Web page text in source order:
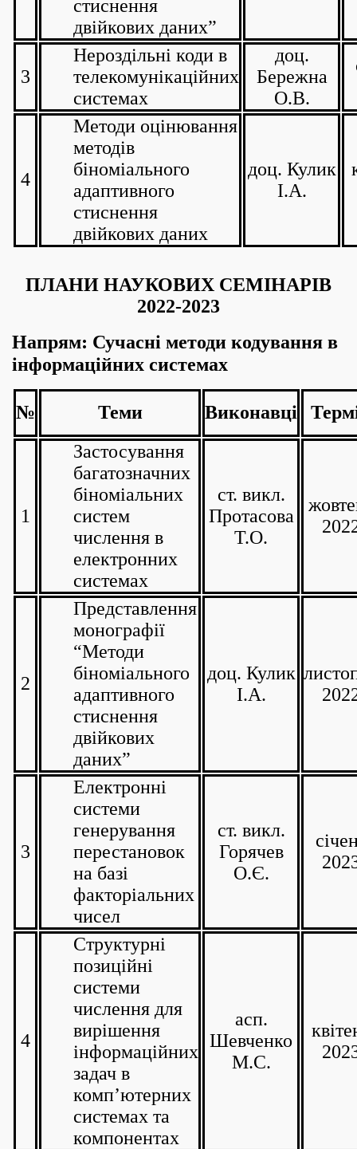
стиснення
двійкових даних”
3
Нероздільні коди в
телекомунікаційних
системах
доц.
Бережна
О.В.
4
Методи оцінювання
методів
біноміального
адаптивного
стиснення
двійкових даних
доц. Кулик
І.А.
ПЛАНИ НАУКОВИХ СЕМІНАРІВ
2022-2023
Напрям: Сучасні методи кодування в
інформаційних системах
№ Теми Виконавці
1
Застосування
багатозначних
біноміальних
систем
числення в
електронних
системах
ст. викл.
Протасова
Т.О.
2
Представлення
монографії
“Методи
біноміального
адаптивного
стиснення
двійкових
даних”
доц. Кулик
І.А.
3
Електронні
системи
генерування
перестановок
на базі
факторіальних
чисел
ст. викл.
Горячев
О.Є.
4
Структурні
позиційні
системи
числення для
вирішення
інформаційних
задач в
комп’ютерних
системах та
компонентах
асп.
Шевченко
М.С.